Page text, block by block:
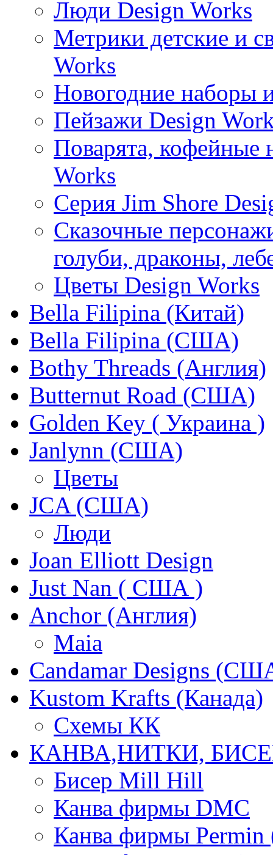
Люди Design Works
Метрики детские и
Works
Новогодние наборы
Пейзажи Design
Поварята, кофейные
Works
Серия Jim Shore
Сказочные
голуби, драконы,
Цветы Design Works
Bella Filipina (Китай)
Bella Filipina (США)
Bothy Threads (Англия)
Butternut Road (США)
Golden Key ( Украина )
Janlynn (США)
Цветы
JCA (США)
Люди
Joan Elliott Design
Just Nan ( США )
Anchor (Англия)
Maia
Candamar Designs
Kustom Krafts (Канада)
Схемы КК
КАНВА,НИТКИ,
Бисер Mill Hill
Канва фирмы DMC
Канва фирмы Permin